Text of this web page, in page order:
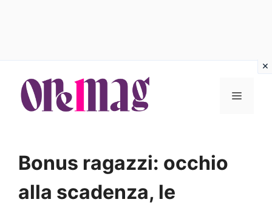
contenuto
MENU
Bonus ragazzi: occhio
alla scadenza, le